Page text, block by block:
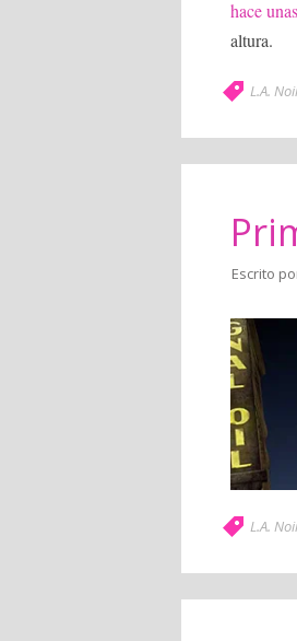
hace
altura.
L.A.
Escrito
L.A.